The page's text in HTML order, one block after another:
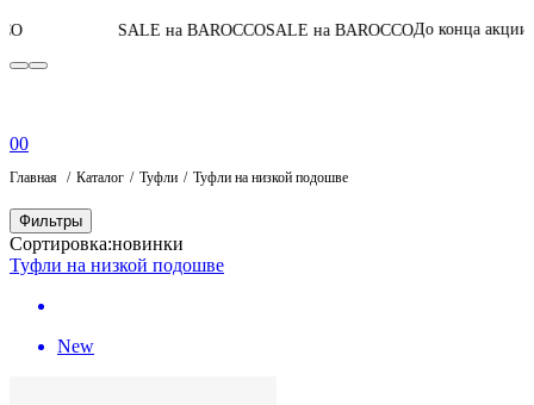
SALE на BAROCCO SALE на BAROCCO До конца акции05:01:36:50
00
Главная Каталог Туфли Туфли на низкой подошве
Фильтры
Сортировка:новинки
Туфли на низкой подошве
New